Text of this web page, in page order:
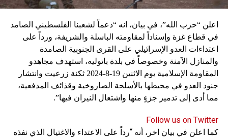
اعلن “حزب الله”، في بيان، انه “دعماً لشعبنا الفلسطيني الصامد
في قطاع غزة وإسناداً لمقاومته الباسلة ‌‏‌‏‌والشريفة، ورداً على
اعتداءات العدو الإسرائيلي على القرى الجنوبية الصامدة
والمنازل الآمنة وخصوصاً في بلدة باتوليه، استهدف مجاهدو
المقاومة الإسلامية يوم الاثنين 19-8-2024 ثكنة زرعيت وانتشار
جنود العدو في محيطها بالأسلحة الصاروخية وقذائف المدفعية،
مما أدى إلى تدمير جزءٍ منها واشتعال النيران فيها”.
Follow us on Twitter
كما اعلن في بيان اخر، أنه “رداً على الاعتداء والاغتيال الذي نفذه